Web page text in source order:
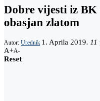
Dobre vijesti iz BK
obasjan zlatom
Autor: Urednik 1. Aprila 2019. 11
A+A-
Reset